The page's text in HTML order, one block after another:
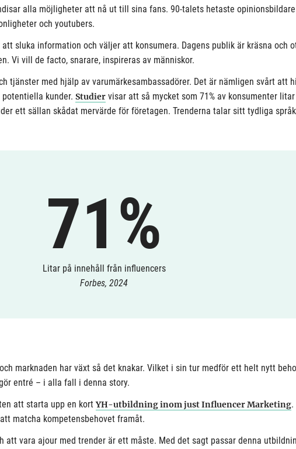
alla möjligheter att nå ut till sina fans. 90-talets hetaste
och youtubers.
sluka information och väljer att konsumera. Dagens publik är kräsna och
Vi vill de facto, snarare, inspireras av människor.
tjänster med hjälp av varumärkesambassadörer. Det är nämligen svårt
kunder. Studier visar att så mycket som 71% av konsumenter
ett sällan skådat mervärde för företagen. Trenderna talar sitt tydliga
71%
Litar på innehåll från influencers
Forbes, 2024
marknaden har växt så det knakar. Vilket i sin tur medför ett helt nytt
entré – i alla fall i denna story.
att starta upp en kortYH-utbildning inom just Influencer Marketing.
matcha kompetensbehovet framåt.
att vara ajour med trender är ett måste. Med det sagt passar denna